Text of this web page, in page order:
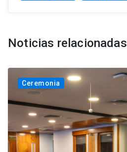
Noticias relacionadas
Ceremonia